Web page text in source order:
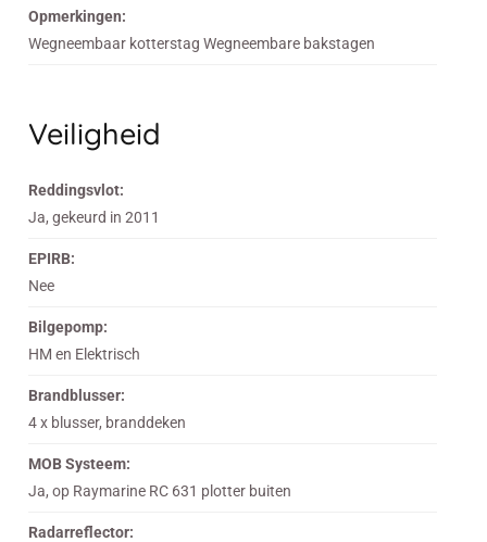
Opmerkingen:
Wegneembaar kotterstag Wegneembare bakstagen
Veiligheid
Reddingsvlot:
Ja, gekeurd in 2011
EPIRB:
Nee
Bilgepomp:
HM en Elektrisch
Brandblusser:
4 x blusser, branddeken
MOB Systeem:
Ja, op Raymarine RC 631 plotter buiten
Radarreflector: